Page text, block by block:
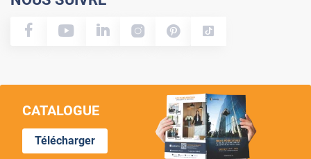
CATALOGUE
Télécharger